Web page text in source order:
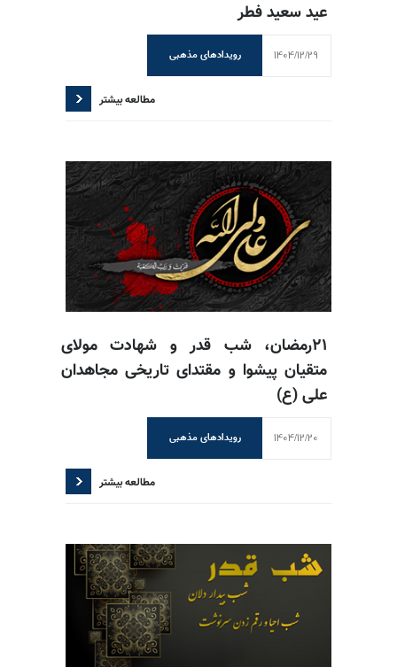
عید سعید فطر
رویدادهای مذهبی 1404/12/29
مطالعه بیشتر
۲۱رمضان، شب قدر و شهادت مولای
متقیان پیشوا و مقتدای تاریخی مجاهدان
علی (ع)
رویدادهای مذهبی 1404/12/20
مطالعه بیشتر